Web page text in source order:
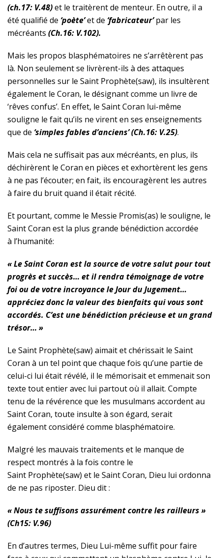
(ch.17: V.48)et le traitèrent de menteur. En outre, il a
été qualifié de ‘poète’et de ‘fabricateur’par les
mécréants (Ch.16: V.102).
Mais les propos blasphématoires ne s’arrêtèrent pas
là. Non seulement se livrèrent-ils à des attaques
personnelles sur le Saint Prophète(saw), ils insultèrent
également le Coran, le désignant comme un livre de
‘rêves confus’. En effet, le Saint Coran lui-même
souligne le fait qu’ils ne virent en ses enseignements
que de ‘simples fables d’anciens’ (Ch.16: V.25).
Mais cela ne suffisait pas aux mécréants, en plus, ils
déchirèrent le Coran en pièces et exhortèrent les gens
à ne pas l’écouter; en fait, ils encouragèrent les autres
à faire du bruit quand il était récité.
Et pourtant, comme le Messie Promis(as) le souligne, le
Saint Coran est la plus grande bénédiction accordée
à l’humanité:
« Le Saint Coran est la source de votre salut pour tout
progrès et succès… et il rendra témoignage de votre
foi ou de votre incroyance le Jour du Jugement…
appréciez donc la valeur des bienfaits qui vous sont
accordés. C’est une bénédiction précieuse et un grand
trésor… »
Le Saint Prophète(saw) aimait et chérissait le Saint
Coran à un tel point que chaque fois qu’une partie de
celui-ci lui était révélé, il le mémorisait et emmenait son
texte tout entier avec lui partout où il allait. Compte
tenu de la révérence que les musulmans accordent au
Saint Coran, toute insulte à son égard, serait
également considéré comme blasphématoire.
Malgré les mauvais traitements et le manque de
respect montrés à la fois contre le
Saint Prophète(saw) et le Saint Coran, Dieu lui ordonna
de ne pas riposter. Dieu dit :
« Nous te suffisons assurément contre les railleurs »
(Ch15: V.96)
En d’autres termes, Dieu Lui-même suffit pour faire